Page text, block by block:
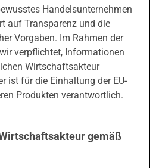
Handelsunternehmen
auf Transparenz und die
Vorgaben. Im Rahmen der
verpflichtet, Informationen
Wirtschaftsakteur
ist für die Einhaltung der EU-
Produkten verantwortlich.
gemäß